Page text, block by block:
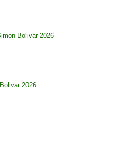
Bolivar 2026
2026